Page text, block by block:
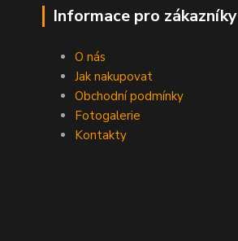
Informace pro zákazníky
O nás
Jak nakupovat
Obchodní podmínky
Fotogalerie
Kontakty